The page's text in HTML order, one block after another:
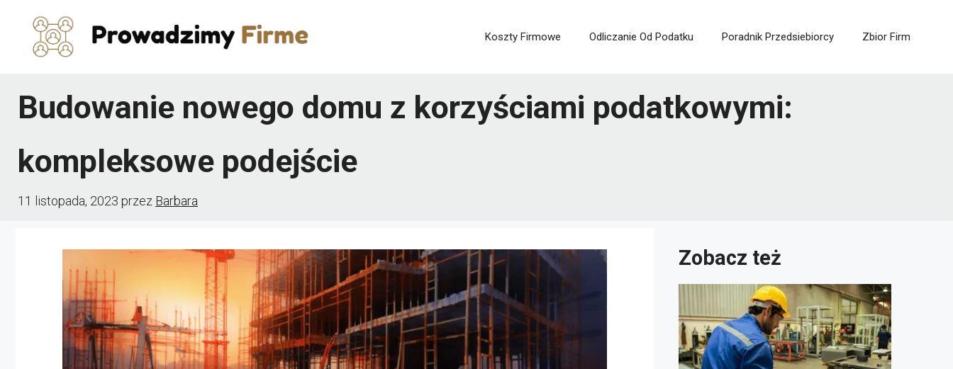
Koszty Firmowe Odliczanie Od Podatku Poradnik Przedsiebiorcy Zbior Firm
Budowanie nowego domu z korzyściami podatkowymi:
kompleksowe podejście
11 listopada, 2023 przez Barbara
Zobacz też